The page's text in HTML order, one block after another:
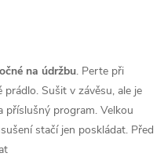
na údržbu. Perte při
Sušit v závěsu, ale je
příslušný program. Velkou
stačí jen poskládat. Před